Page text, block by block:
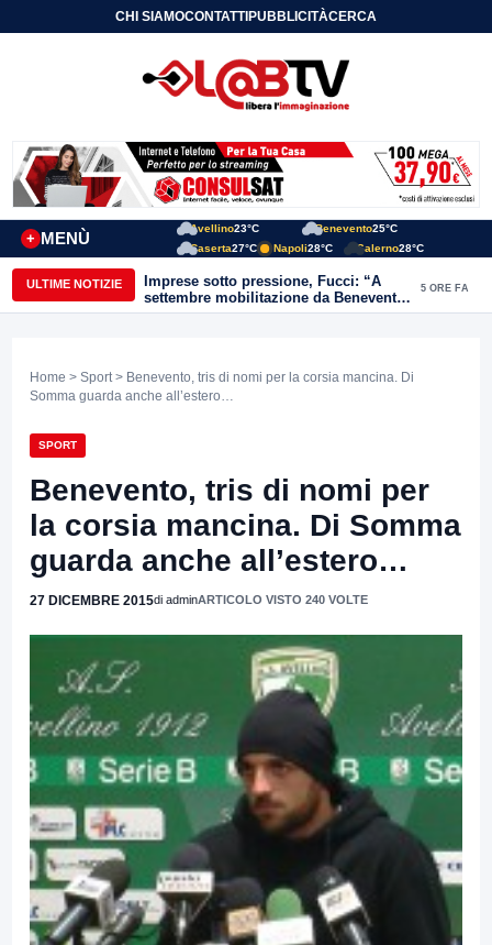
CHI SIAMOCONTATTIPUBBLICITÀCERCA
MENÙ
+
Avellino23°C Benevento25°C
Caserta27°C Napoli28°C Salerno28°C
ULTIME NOTIZIE
Imprese sotto pressione, Fucci: “A
settembre mobilitazione da Benevento
e Avellino”
5 ORE FA
Home > Sport > Benevento, tris di nomi per la corsia mancina. Di
Somma guarda anche all’estero…
SPORT
Benevento, tris di nomi per
la corsia mancina. Di Somma
guarda anche all’estero…
27 DICEMBRE 2015di adminARTICOLO VISTO 240 VOLTE